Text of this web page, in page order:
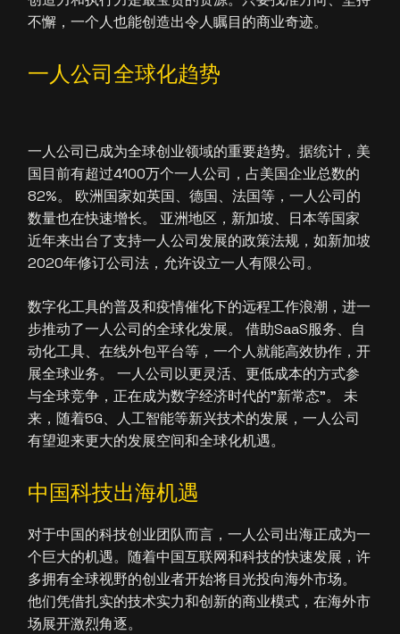
不懈，一个人也能创造出令人瞩目的商业奇迹。
一人公司全球化趋势
一人公司已成为全球创业领域的重要趋势。据统计，美
国目前有超过4100万个一人公司，占美国企业总数的
82%。 欧洲国家如英国、德国、法国等，一人公司的
数量也在快速增长。 亚洲地区，新加坡、日本等国家
近年来出台了支持一人公司发展的政策法规，如新加坡
2020年修订公司法，允许设立一人有限公司。
数字化工具的普及和疫情催化下的远程工作浪潮，进一
步推动了一人公司的全球化发展。 借助SaaS服务、自
动化工具、在线外包平台等，一个人就能高效协作，开
展全球业务。 一人公司以更灵活、更低成本的方式参
与全球竞争，正在成为数字经济时代的"新常态"。 未
来，随着5G、人工智能等新兴技术的发展，一人公司
有望迎来更大的发展空间和全球化机遇。
中国科技出海机遇
对于中国的科技创业团队而言，一人公司出海正成为一
个巨大的机遇。随着中国互联网和科技的快速发展，许
多拥有全球视野的创业者开始将目光投向海外市场。
他们凭借扎实的技术实力和创新的商业模式，在海外市
场展开激烈角逐。